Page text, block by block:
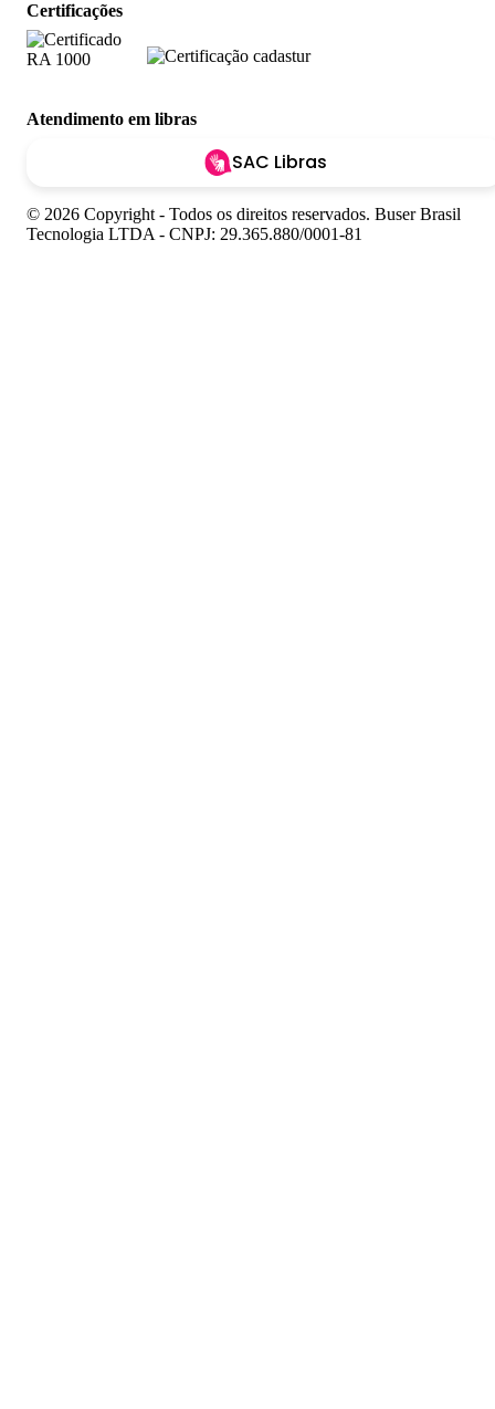
Certificações
Atendimento em libras
SAC Libras
© 2026 Copyright - Todos os direitos reservados. Buser Brasil
Tecnologia LTDA - CNPJ: 29.365.880/0001-81